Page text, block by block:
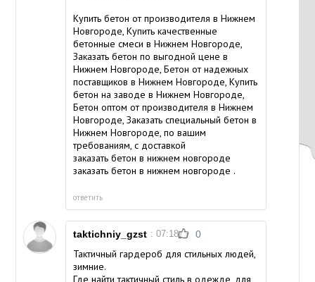
Купить бетон от производителя в Нижнем
Новгороде, Купить качественные
бетонные смеси в Нижнем Новгороде,
Заказать бетон по выгодной цене в
Нижнем Новгороде, Бетон от надежных
поставщиков в Нижнем Новгороде, Купить
бетон на заводе в Нижнем Новгороде,
Бетон оптом от производителя в Нижнем
Новгороде, Заказать специальный бетон в
Нижнем Новгороде, по вашим
требованиям, с доставкой
заказать бетон в нижнем новгороде
заказать бетон в нижнем новгороде .
ответить
taktichniy_gzst : 07:18 0
Тактичный гардероб для стильных людей,
зимние.
Где найти тактичный стиль в одежде, для